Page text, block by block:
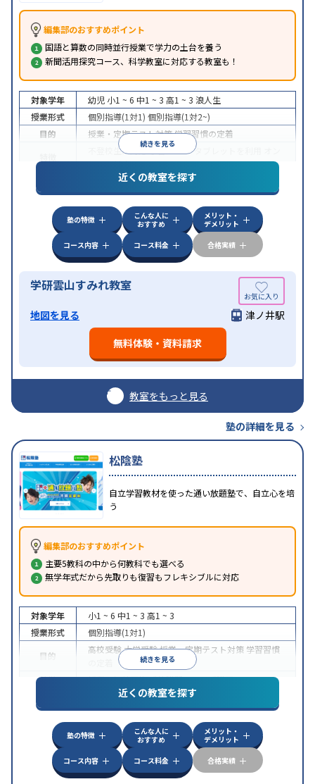
編集部のおすすめポイント
国語と算数の同時並行授業で学力の土台を養う
新聞活用探究コース、科学教室に対応する教室も！
続きを見る
対象学年 幼児 小1 ~ 6 中1 ~ 3 高1 ~ 3 浪人生
授業形式
個別指導(1対1) 個別指導(1対2~)
目的
授業・定期テスト対策学習習慣の定着
不登校生に対応学習にPC・タブレットを利用
ライン対応
近くの教室を探す
塾の特徴
こんな人に
おすすめ
メリット・
デメリット
コース内容
コース料金 合格実績
学研雲山すみれ教室
地図を見る
津ノ井駅
無料体験・資料請求
教室をもっと見る
塾の詳細を見る
松陰塾
自立学習教材を使った通い放題塾で、自立心を培
う
編集部のおすすめポイント
主要5教科の中から何教科でも選べる
無学年式だから先取りも復習もフレキシブルに対応
続きを見る
対象学年 小1 ~ 6 中1 ~ 3 高1 ~ 3
授業形式
個別指導(1対1)
目的
高校受験大学受験授業・定期テスト対策 学習習慣
特徴
授業の振替可能季節講習のみの受講可
近くの教室を探す
塾の特徴
こんな人に
おすすめ
メリット・
デメリット
コース内容
コース料金 合格実績